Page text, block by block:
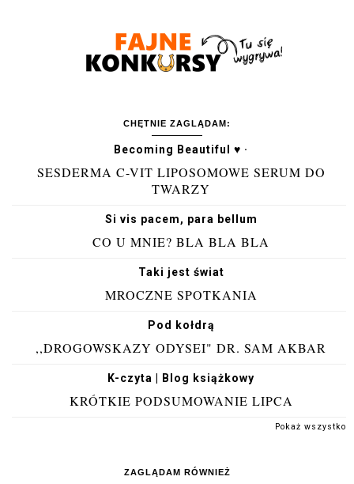
CHĘTNIE ZAGLĄDAM:
Becoming Beautiful ♥ ·
SESDERMA C-VIT LIPOSOMOWE SERUM DO
TWARZY
Si vis pacem, para bellum
CO U MNIE? BLA BLA BLA
Taki jest świat
MROCZNE SPOTKANIA
Pod kołdrą
,,DROGOWSKAZY ODYSEI" DR. SAM AKBAR
K-czyta | Blog książkowy
KRÓTKIE PODSUMOWANIE LIPCA
Pokaż wszystko
ZAGLĄDAM RÓWNIEŻ